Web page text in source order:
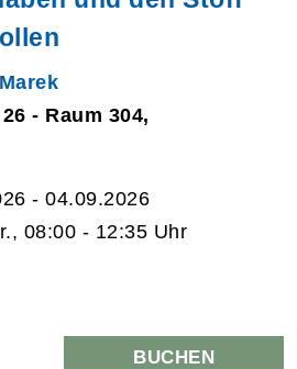
- Raum 304,
- 04.09.2026
08:00 - 12:35 Uhr
BUCHEN